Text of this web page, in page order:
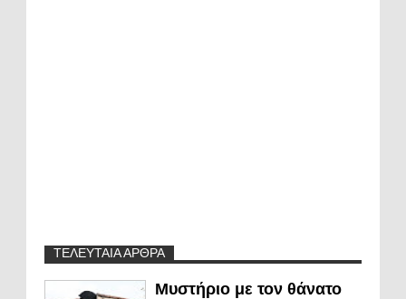
ΤΕΛΕΥΤΑΙΑ ΑΡΘΡΑ
Μυστήριο με τον θάνατο